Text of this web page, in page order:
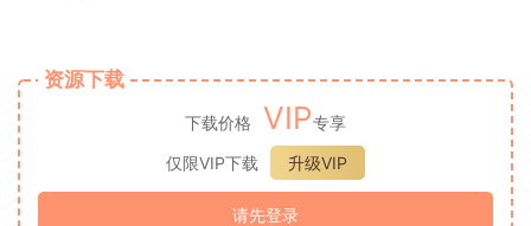
资源下载
下载价格 VIP专享
仅限VIP下载
升级VIP
请先登录